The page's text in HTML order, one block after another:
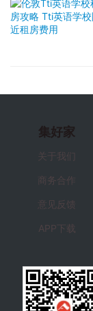
集好家
关于我们
商务合作
意见反馈
APP下载